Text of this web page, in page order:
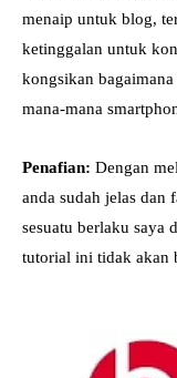
menaip untuk blog,
ketinggalan untuk
kongsikan
mana-mana
Penafian: Dengan
anda sudah jelas dan
sesuatu berlaku saya
tutorial ini tidak akan